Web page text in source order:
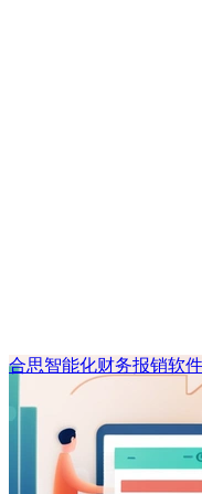
合思智能化财务报销软